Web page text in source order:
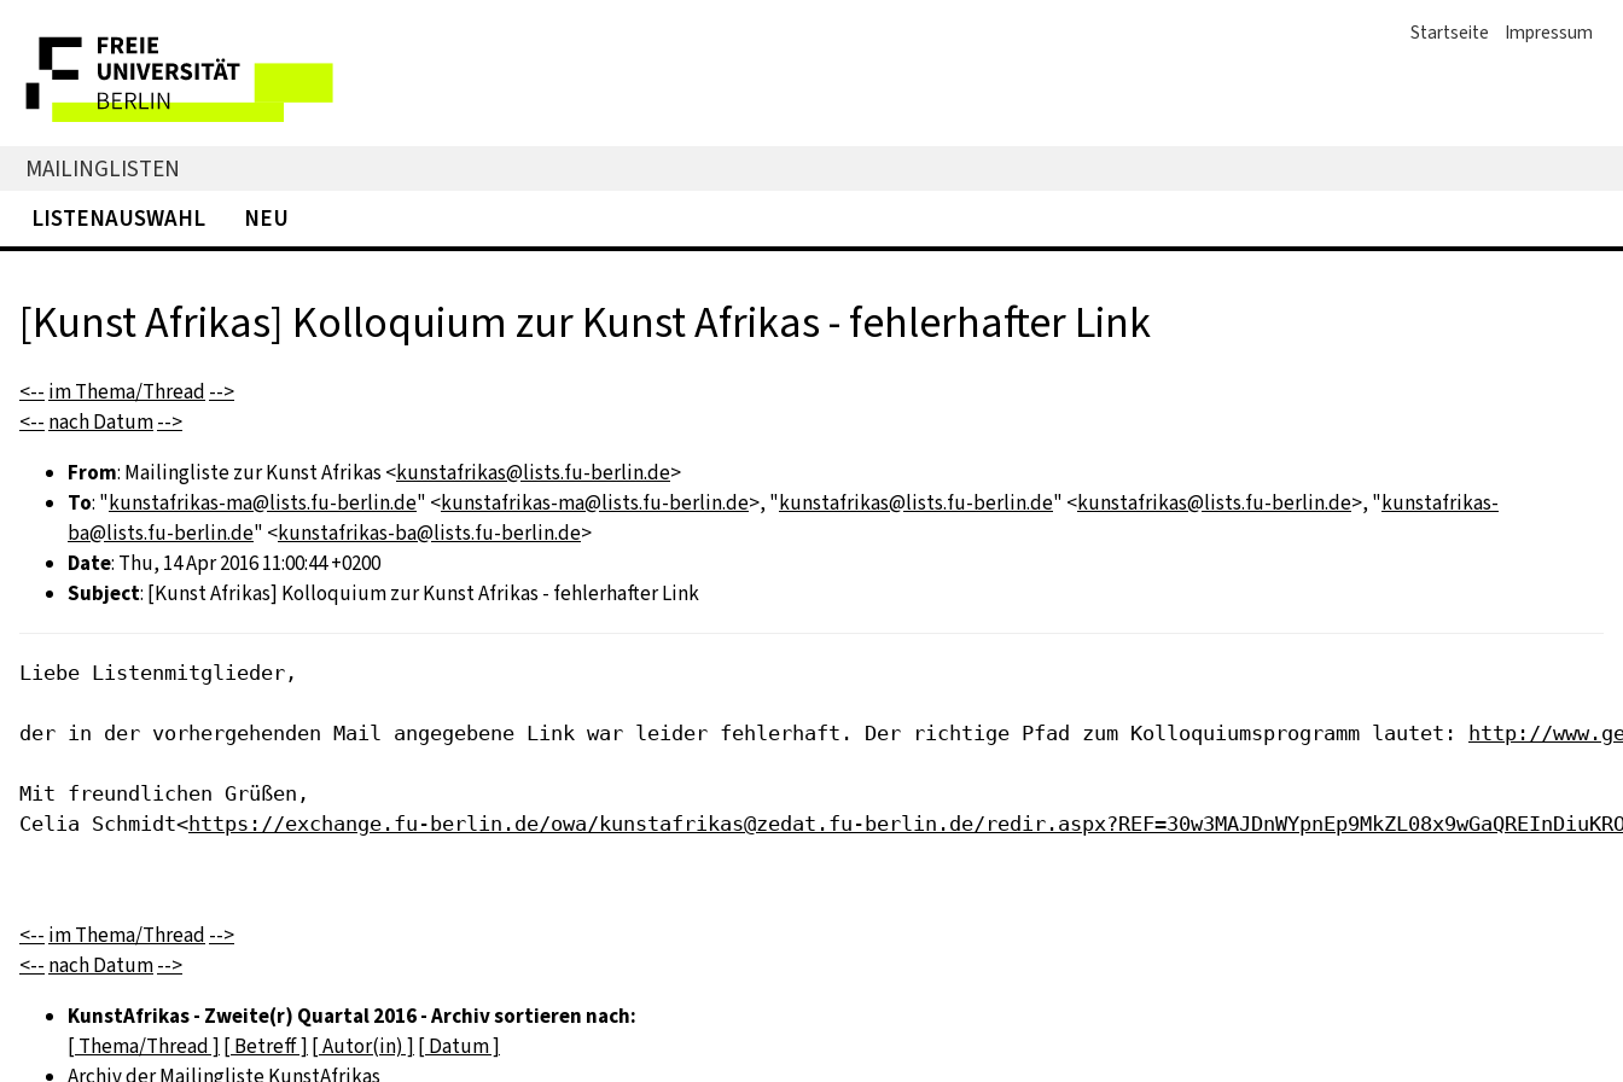
Startseite Impressum
MAILINGLISTEN
LISTENAUSWAHL
NEU
[Kunst Afrikas] Kolloquium zur Kunst Afrikas - fehlerhafter Link
<-- im Thema/Thread -->
<-- nach Datum-->
From: Mailingliste zur Kunst Afrikas <kunstafrikas@lists.fu-berlin.de>
To: "kunstafrikas-ma@lists.fu-berlin.de" <kunstafrikas-ma@lists.fu-berlin.de>, "kunstafrikas@lists.fu-berlin.de" <kunstafrikas@lists.fu-berlin.de>, "kunstafrikas-
ba@lists.fu-berlin.de" <kunstafrikas-ba@lists.fu-berlin.de>
Date: Thu, 14 Apr 2016 11:00:44 +0200
Subject: [Kunst Afrikas] Kolloquium zur Kunst Afrikas - fehlerhafter Link
Liebe Listenmitglieder,
der in der vorhergehenden Mail angegebene Link war leider fehlerhaft. Der richtige Pfad zum Kolloquiumsprogramm lautet: http://
Mit freundlichen Grüßen,
Celia Schmidt<https://exchange.fu-berlin.de/owa/kunstafrikas@zedat.fu-berlin.de/
<-- im Thema/Thread -->
<-- nach Datum-->
KunstAfrikas - Zweite(r) Quartal 2016 - Archiv sortieren nach:
[ Thema/Thread ] [ Betreff ] [ Autor(in) ] [ Datum ]